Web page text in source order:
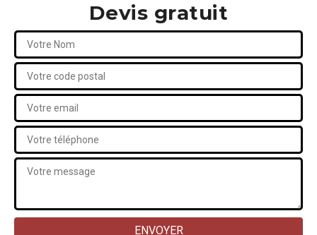
Devis gratuit